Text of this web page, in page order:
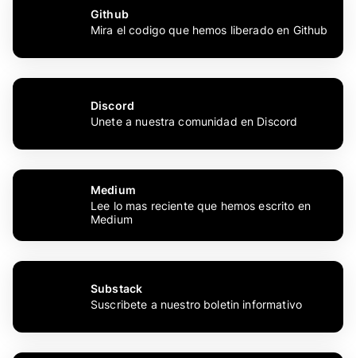
Github
Mira el codigo que hemos liberado en Github
Discord
Unete a nuestra comunidad en Discord
Medium
Lee lo mas reciente que hemos escrito en
Medium
Substack
Suscribete a nuestro boletin informativo